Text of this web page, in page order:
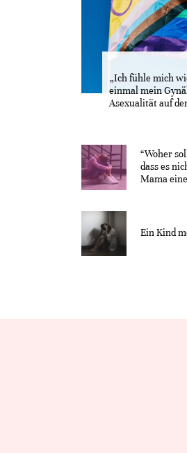
„Ich fühle mich
einmal mein
Asexualität auf
“Woher
dass es
Mama
Ein Kind